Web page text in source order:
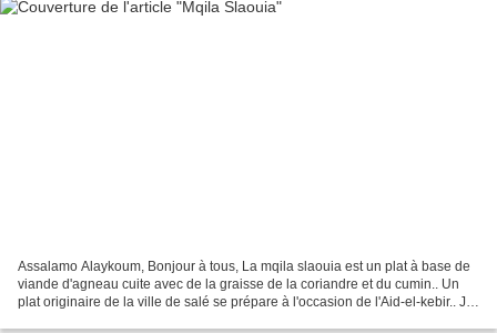
Assalamo Alaykoum, Bonjour à tous, La mqila slaouia est un plat à base de
viande d'agneau cuite avec de la graisse de la coriandre et du cumin.. Un
plat originaire de la ville de salé se prépare à l'occasion de l'Aid-el-kebir.. Je